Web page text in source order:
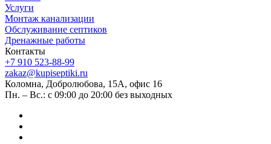
Услуги
Монтаж канализации
Обслуживание септиков
Дренажные работы
Контакты
+7 910 523-88-99
zakaz@kupiseptiki.ru
Коломна, Добролюбова, 15А, офис 16
Пн. – Вс.: с 09:00 до 20:00 без выходных